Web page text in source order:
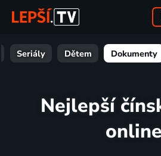
Seriály Dětem Dokumenty
Nejlepší
online